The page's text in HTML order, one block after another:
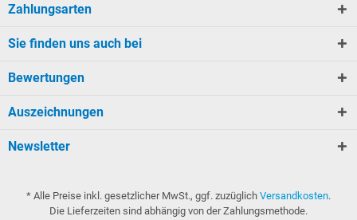
Zahlungsarten
Sie finden uns auch bei
Bewertungen
Auszeichnungen
Newsletter
* Alle Preise inkl. gesetzlicher MwSt., ggf. zuzüglich Versandkosten.
Die Lieferzeiten sind abhängig von der Zahlungsmethode.